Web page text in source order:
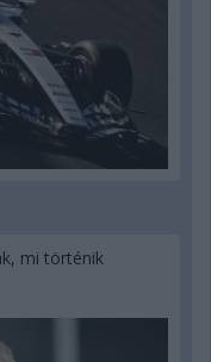
mi történik